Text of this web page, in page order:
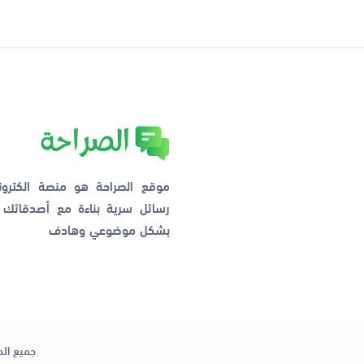
موقع الصراحة هو منصة
رسائل سرية بناءة مع
بشكل موضوعي وهادف
جميع